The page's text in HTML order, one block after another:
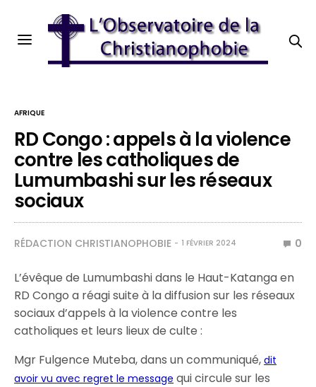
AFRIQUE
RD Congo : appels à la violence
contre les catholiques de
Lumumbashi sur les réseaux
sociaux
RÉDACTION CHRISTIANOPHOBIE 1 FÉVRIER 2024 0
L’évêque de Lumumbashi dans le Haut-Katanga en
RD Congo a réagi suite à la diffusion sur les réseaux
sociaux d’appels à la violence contre les
catholiques et leurs lieux de culte :
Mgr Fulgence Muteba, dans un communiqué,dit
avoir vu avec regret le message qui circule sur les